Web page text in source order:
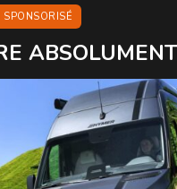
ABSOLUMENT